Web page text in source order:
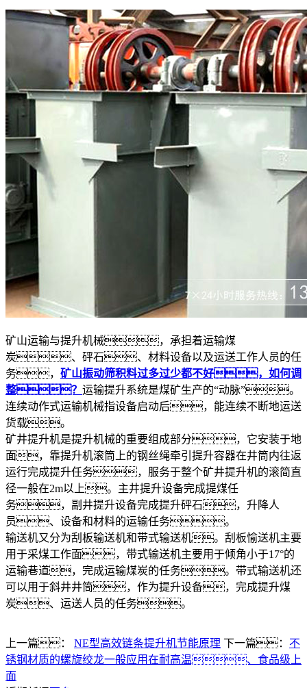
矿山运输与提升机械，承担着运输煤
炭、砰石、材料设备以及运送工作人员的任
务， 矿山振动筛积料过多过少都不好，如何调
整？ 运输提升系统是煤矿生产的“动脉”。
连续动作式运输机械指设备启动后，能连续不断地运送
货载。
矿井提升机是提升机械的重要组成部分，它安装于地
面，靠提升机滚筒上的钢丝绳牵引提升容器在井筒内往返
运行完成提升任务，服务于整个矿井提升机的滚简直
径一般在2m以上。主井提升设备完成提煤任
务，副井提升设备完成提升砰石，升降人
员、设备和材料的运输任务。
输送机又分为刮板输送机和带式输送机。刮板愉送机主要
用于采煤工作面，带式输送机主要用于倾角小于17°的
运输巷道，完成运输煤炭的任务。带式输送机还
可以用于斜井井筒，作为提升设备，完成提升煤
炭、运送人员的任务。
上一篇： NE型高效链条提升机节能原理 下一篇： 不
锈钢材质的螺旋绞龙一般应用在耐高温、食品级上
面